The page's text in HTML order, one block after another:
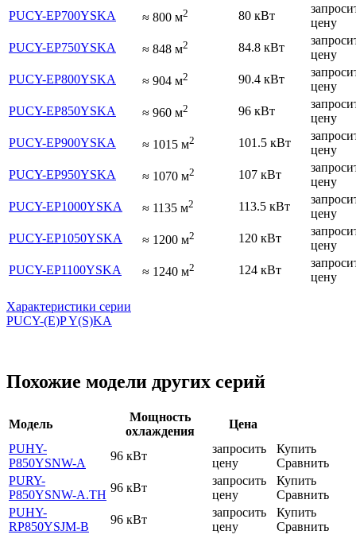
PUCY-EP700YSKA
≈ 800 м2 80 кВт
цену
PUCY-EP750YSKA
≈ 848 м2 84.8 кВт
цену
PUCY-EP800YSKA
≈ 904 м2 90.4 кВт
цену
PUCY-EP850YSKA
≈ 960 м2 96 кВт
цену
PUCY-EP900YSKA
≈ 1015 м2 101.5 кВт
цену
PUCY-EP950YSKA
≈ 1070 м2 107 кВт
цену
PUCY-EP1000YSKA
≈ 1135 м2 113.5 кВт
цену
PUCY-EP1050YSKA
≈ 1200 м2 120 кВт
цену
PUCY-EP1100YSKA
≈ 1240 м2 124 кВт
цену
Характеристики серии
PUCY-(E)P Y(S)KA
Похожие модели других серий
Модель
Мощность
охлаждения
Цена
PUHY-
P850YSNW-A
96 кВт
запросить
цену
Купить
Сравнить
PURY-
P850YSNW-A.TH
96 кВт
запросить
цену
Купить
Сравнить
PUHY-
RP850YSJM-B
96 кВт
запросить
цену
Купить
Сравнить